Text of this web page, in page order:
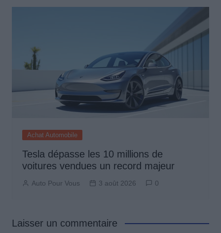
Achat Automobile
Tesla dépasse les 10 millions de
voitures vendues un record majeur
Auto Pour Vous 3 août 2026 0
Laisser un commentaire